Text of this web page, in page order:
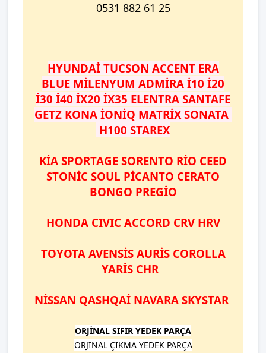
0531 882 61 25
HYUNDAİ TUCSON ACCENT ERA
BLUE MİLENYUM ADMİRA İ10 İ20
İ30 İ40 İX20 İX35 ELENTRA SANTAFE
GETZ KONA İONİQ MATRİX SONATA
H100 STAREX
KİA SPORTAGE SORENTO RİO CEED
STONİC SOUL PİCANTO CERATO
BONGO PREGİO
HONDA CIVIC ACCORD CRV HRV
TOYOTA AVENSİS AURİS COROLLA
YARİS CHR
NİSSAN QASHQAİ NAVARA SKYSTAR
ORJİNAL SIFIR YEDEK PARÇA
ORJİNAL ÇIKMA YEDEK PARÇA